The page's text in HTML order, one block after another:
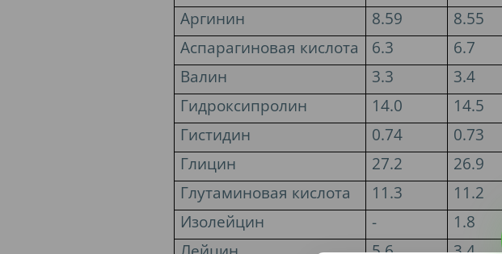
Аргинин
8.59
8.55
Аспарагиновая кислота
6.3
6.7
Валин
3.3
3.4
Гидроксипролин
14.0
14.5
Гистидин
0.74
0.73
Глицин
27.2
26.9
Глутаминовая кислота
11.3
11.2
Изолейцин
-
1.8